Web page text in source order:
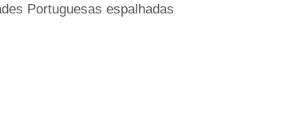
Portuguesas espalhadas